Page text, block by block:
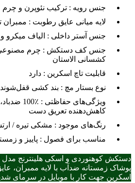
جنس رویه : ترکیب نئوپرن و
لایه میانی عایق رطوبت : ممبران
جنس آستر داخلی : الیاف میکرو
جنس کف دستکش : چرم
کشسانی الاستان
قابلیت تاچ اسکرین : دارد
نوع بستار مچ : بند کشی
ویژگی‌های حفاظتی :
100٪
کاهش‌دهنده تعریق دست
رنگ‌های موجود : مشکی تیره /
مناسب برای فصول : پاییز و
پوشاک زمستانه ضدآب با لایه ممبران،
اسکرین جهت کار با موبایل در سرمای